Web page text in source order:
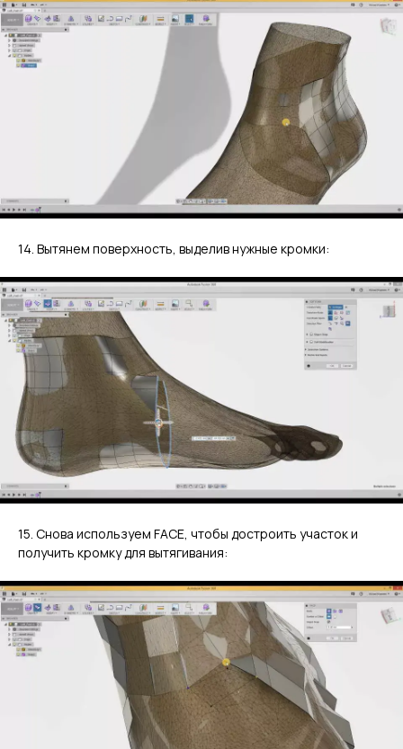
14. Вытянем поверхность, выделив нужные кромки:
15. Снова используем FACE, чтобы достроить участок и
получить кромку для вытягивания: